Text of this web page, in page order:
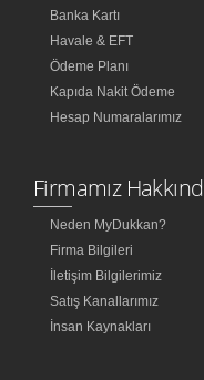
Banka Kartı
Havale & EFT
Ödeme Planı
Kapıda Nakit Ödeme
Hesap Numaralarımız
Firmamız
Neden MyDukkan?
Firma Bilgileri
İletişim Bilgilerimiz
Satış Kanallarımız
İnsan Kaynakları